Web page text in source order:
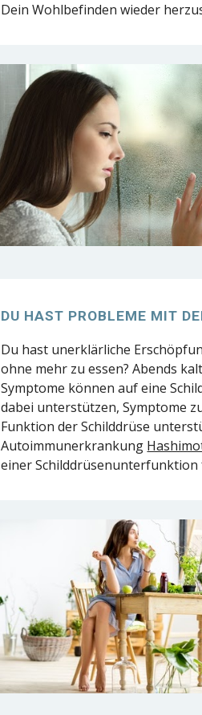
Dein Wohlbefinden wieder
DU HAST PROBLEME MIT
Du hast unerklärliche
ohne mehr zu essen? Abends
Symptome können auf eine
dabei unterstützen, Symptome
Funktion der Schilddrüse
Autoimmunerkrankung
einer Schilddrüsenunterfunktion